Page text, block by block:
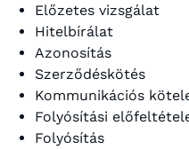
Előzetes vizsgálat
Hitelbírálat
Azonosítás
Szerződéskötés
Kommunikációs
Folyósítási
Folyósítás